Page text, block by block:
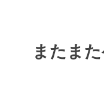
またま